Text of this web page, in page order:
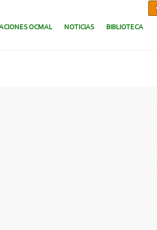
OCMAL NOTICIAS BIBLIOTECA